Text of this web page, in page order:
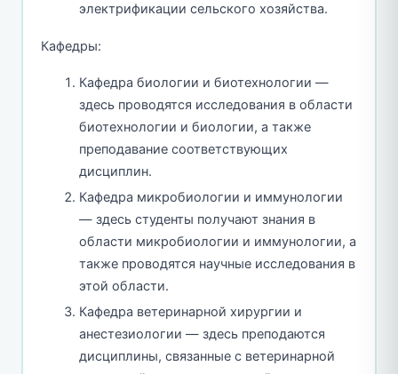
электрификации сельского хозяйства.
Кафедры:
Кафедра биологии и биотехнологии —
здесь проводятся исследования в области
биотехнологии и биологии, а также
преподавание соответствующих
дисциплин.
Кафедра микробиологии и иммунологии
— здесь студенты получают знания в
области микробиологии и иммунологии, а
также проводятся научные исследования в
этой области.
Кафедра ветеринарной хирургии и
анестезиологии — здесь преподаются
дисциплины, связанные с ветеринарной